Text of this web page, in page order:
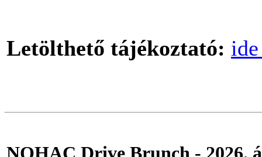
Letölthető tájékoztató: